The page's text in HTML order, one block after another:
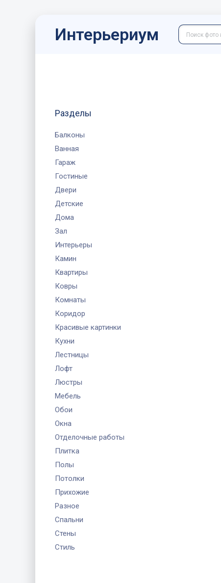
Интерьериум
Разделы
Балконы
Ванная
Гараж
Гостиные
Двери
Детские
Дома
Зал
Интерьеры
Камин
Квартиры
Ковры
Комнаты
Коридор
Красивые картинки
Кухни
Лестницы
Лофт
Люстры
Мебель
Обои
Окна
Отделочные работы
Плитка
Полы
Потолки
Прихожие
Разное
Спальни
Стены
Стиль